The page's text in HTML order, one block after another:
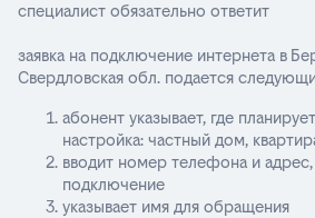
специалист обязательно ответит
заявка на подключение интернета в
Свердловская обл. подается
абонент указывает, где
настройка: частный дом,
вводит номер телефона и адрес,
подключение
указывает имя для обращения